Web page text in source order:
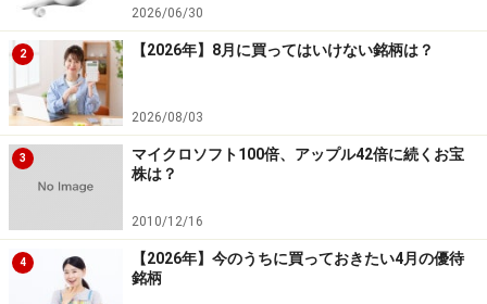
次は、上がりやすい1月相場の中でも、特に成績が好調
だった個別銘柄を確認してみましょう。
システムトレードの達人
表は先ほどの検証結果において、勝率が高かった銘柄の
ような銘柄が挙げられます。
＜2393＞日本ケアサプライ
2026/06/30
2 【2026年】8月に買ってはいけない銘柄は？
2026/08/03
3
マイクロソフト100倍、アップル42倍に続くお宝
株は？
2010/12/16
4
【2026年】今のうちに買っておきたい4月の優待
銘柄